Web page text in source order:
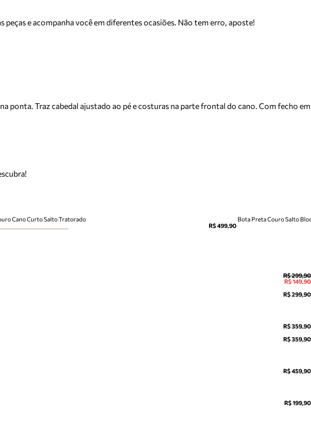
e acompanha você em diferentes ocasiões. Não tem erro, aposte!
Traz cabedal ajustado ao pé e costuras na parte frontal do cano. Com fecho em
Cano Curto Salto Tratorado
R$ 499,90
Bota Preta Couro Salto
R$ 299,90
R$ 149,90
R$ 299,90
R$ 359,90
R$ 359,90
R$ 459,90
R$ 199,90